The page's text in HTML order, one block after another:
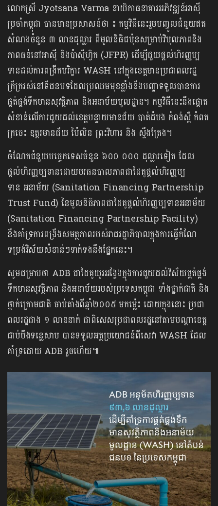
លោកស្រី Jyotsana Varma នាយិកាធនាគារអភិវឌ្ឍន៍អាស៊ី
ប្រចាំកម្ពុជា បានមានប្រសាសន៍ថា ៖ កម្មវិធីនេះរួមបញ្ចូលជំនួយឥត
សំណងចំនួន ៣ លានដុល្លារ ពីមូលនិធិជប៉ុនសម្រាប់វិបុលភាពនិង
ភាពធន់នៅអាស៊ី និងប៉ាស៊ីហ្វិក (JFPR) ដើម្បីជួយផ្តល់ហិរញ្ញប្ប
ទានដល់ការពង្រីកបរិក្ខារ WASH នៅក្នុងខេត្តមានប្រជាពលរដ្ឋ
ក្រីក្ររស់នៅទីជនបទដែលប្រឈមមុខខ្លាំងនឹងបញ្ហាទទួលបានការ
ផ្គត់ផ្គង់ទឹកមានសុវត្ថិភាព និងអនាម័យមូលដ្ឋាន។ កម្មវិធីនេះនឹងផ្តោត
សំខាន់លើការជួយដល់ខេត្តបន្ទាយមានជ័យ បាត់ដំបង កំពង់ស្ពឺ កំពត
ក្រចេះ ឧត្តរមានជ័យ ប៉ៃលិន ព្រះវិហារ និង ស្ទឹងត្រែង។
ចំណែកជំនួយបច្ចេកទេសចំនួន ៦០០ ០០០ ដុល្លារទៀត ដែល
ផ្តល់ហិរញ្ញប្បទានដោយបរធនបាលភាពជាដៃគូផ្តល់ហិរញ្ញប្ប
ទាន អនាម័យ (Sanitation Financing Partnership
Trust Fund) នៃមូលនិធិភាពជាដៃគូផ្តល់ហិរញ្ញប្បទានអនាម័យ
(Sanitation Financing Partnership Facility)
នឹងគាំទ្រការពង្រឹងសមត្ថភាពរបស់រាជរដ្ឋាភិបាលក្នុងការធ្វើកំណែ
ទម្រង់វិស័យសំខាន់ៗទាក់ទងនឹងផ្នែកនេះ។
សូមជម្រាបថា ADB ជាដៃគូយូរអង្វែងក្នុងការជួយដល់វិស័យផ្គត់ផ្គង់
ទឹកមានសុវត្ថិភាព និងអនាម័យរបស់ប្រទេសកម្ពុជា ទាំងថ្នាក់ជាតិ និង
ថ្នាក់ក្រោមជាតិ ចាប់តាំងពីឆ្នាំ២០០៥ មកម្ល៉េះ ដោយក្នុងនោះ ប្រជា
ពលរដ្ឋជាង ១ លាននាក់ ជាពិសេសប្រជាពលរដ្ឋនៅតាមបណ្តាខេត្ត
ជាប់បឹងទន្លេសាប បានទទួលអត្ថប្រយោជន៍ពីសេវា WASH ដែល
គាំទ្រដោយ ADB រួចហើយ៕